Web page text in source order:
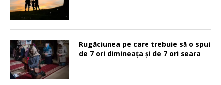
Rugăciunea pe care trebuie să o spui
de 7 ori dimineața și de 7 ori seara